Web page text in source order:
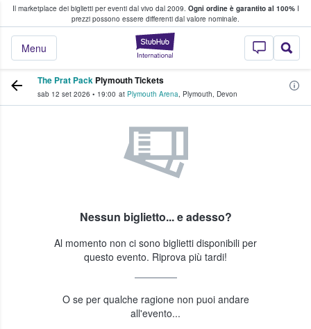
Il marketplace dei biglietti per eventi dal vivo dal 2009. Ogni ordine è garantito al 100%I
prezzi possono essere differenti dal valore nominale.
StubHub - Dove
Menu
fan comprano e vendono biglietti
The Prat Pack Plymouth Tickets
sab 12 set 2026 • 19:00 at Plymouth Arena, Plymouth, Devon
Nessun biglietto... e adesso?
Al momento non ci sono biglietti disponibili per
questo evento. Riprova più tardi!
O se per qualche ragione non puoi andare
all'evento...